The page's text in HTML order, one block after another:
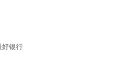
好银行